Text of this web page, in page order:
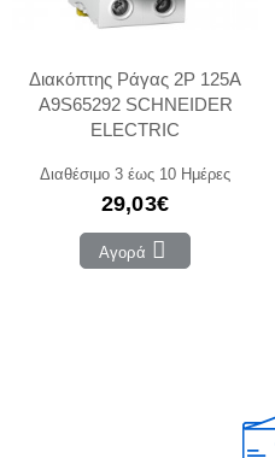
Διακόπτης Ράγας 2P 125A
A9S65292 SCHNEIDER
ELECTRIC
Διαθέσιμο 3 έως 10 Ημέρες
29,03€
Αγορά